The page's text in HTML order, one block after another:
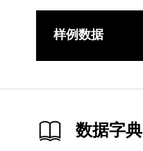
样例数据
数据字典